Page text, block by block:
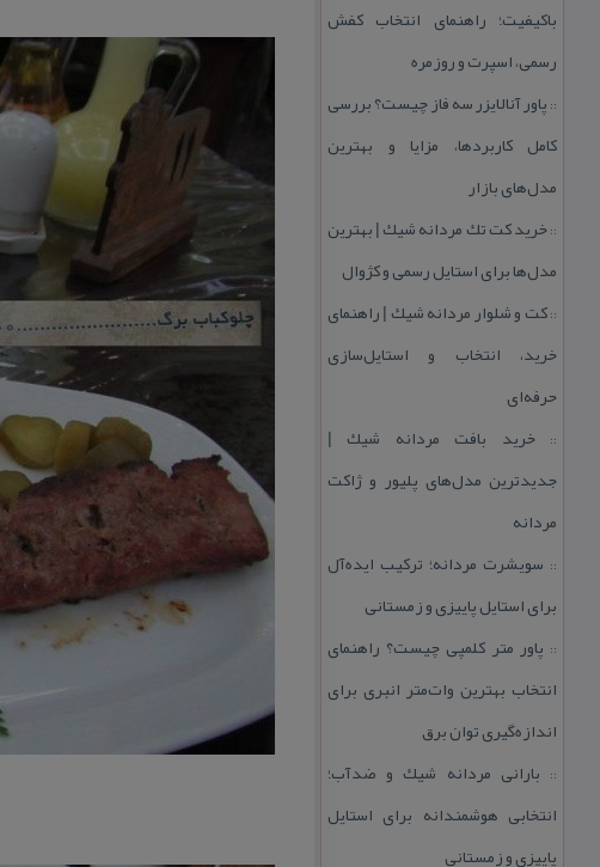
باكیفیت؛ راهنمای انتخاب كفش
رسمی، اسپرت و روزمره
:: پاور آنالایزر سه فاز چیست؟ بررسی
كامل كاربردها، مزایا و بهترین
مدل‌های بازار
::خرید كت تك مردانه شیك | بهترین
مدل‌ها برای استایل رسمی و كژوال
::كت و شلوار مردانه شیك | راهنمای
خرید، انتخاب و استایل‌سازی
حرفه‌ای
::خرید بافت مردانه شیك |
جدیدترین مدل‌های پلیور و ژاكت
مردانه
:: سویشرت مردانه؛ تركیب ایده‌آل
برای استایل پاییزی و زمستانی
:: پاور متر كلمپی چیست؟ راهنمای
انتخاب بهترین وات‌متر انبری برای
اندازه‌گیری توان برق
:: بارانی مردانه شیك و ضدآب؛
انتخابی هوشمندانه برای استایل
پاییزی و زمستانی